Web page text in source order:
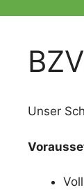
springen
Unser